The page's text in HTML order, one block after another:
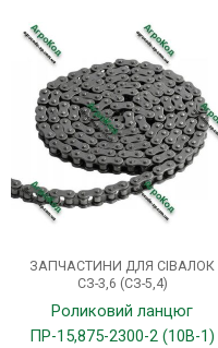
ЗАПЧАСТИНИ ДЛЯ СІВАЛОК
СЗ-3,6 (СЗ-5,4)
Роликовий ланцюг
ПР-15,875-2300-2 (10B-1)
має